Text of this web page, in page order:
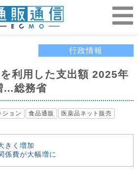
行政情報
利用した支出額 2025年
…総務省
ション 食品通販
医薬品ネット販売
きく増加
係費が大幅増に